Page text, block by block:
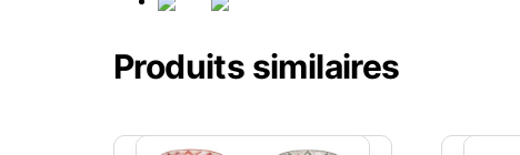
Produits similaires